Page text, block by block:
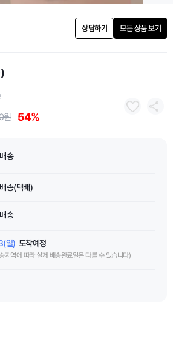
상담하기 모든 상품 보기
원 54%
송
송(택배)
송
일) 도착예정
지역에 따라 실제 배송완료일은 다를 수 있습니다)